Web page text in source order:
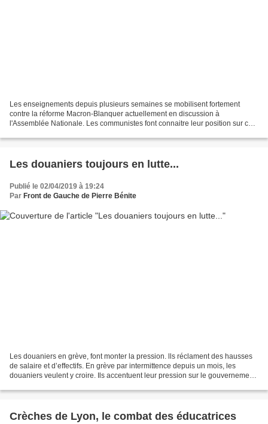
Les enseignements depuis plusieurs semaines se mobilisent fortement
contre la réforme Macron-Blanquer actuellement en discussion à
l'Assemblée Nationale. Les communistes font connaitre leur position sur ce
Les douaniers toujours en lutte...
Publié le 02/04/2019 à 19:24
Par Front de Gauche de Pierre Bénite
Les douaniers en grève, font monter la pression. lls réclament des hausses
de salaire et d’effectifs. En grève par intermittence depuis un mois, les
douaniers veulent y croire. Ils accentuent leur pression sur le gouvernement
Crèches de Lyon, le combat des éducatrices